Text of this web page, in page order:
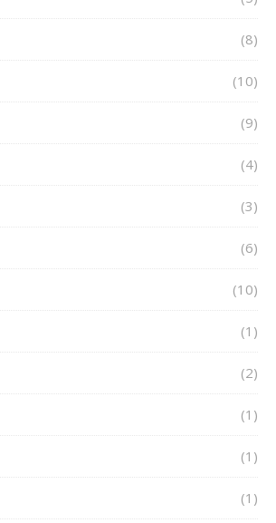
(8)
(10)
(9)
(4)
(3)
(6)
(10)
(1)
(2)
(1)
(1)
(1)